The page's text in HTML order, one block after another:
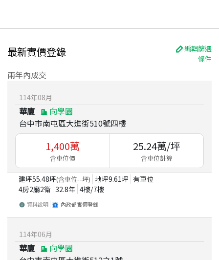
最新實價登錄
編輯篩選
條件
兩年內成交
114年08月
華廈
向學園
台中市南屯區大進街510號四樓
1,400萬
含車位價
25.24萬/坪
含車位計算
建坪55.48坪(含車位--坪) 地坪9.61坪 有車位
4房2廳2衛 32.8年 4樓/7樓
資料說明 內政部實價登錄
114年06月
華廈
向學園